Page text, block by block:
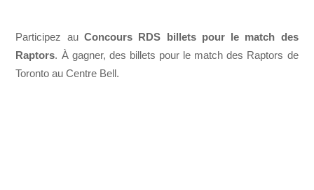
Participez au Concours RDS billets pour le match des
Raptors. À gagner, des billets pour le match des Raptors de
Toronto au Centre Bell.